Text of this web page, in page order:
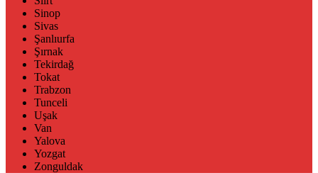
Sinop
Sivas
Şanlıurfa
Şırnak
Tekirdağ
Tokat
Trabzon
Tunceli
Uşak
Van
Yalova
Yozgat
Zonguldak